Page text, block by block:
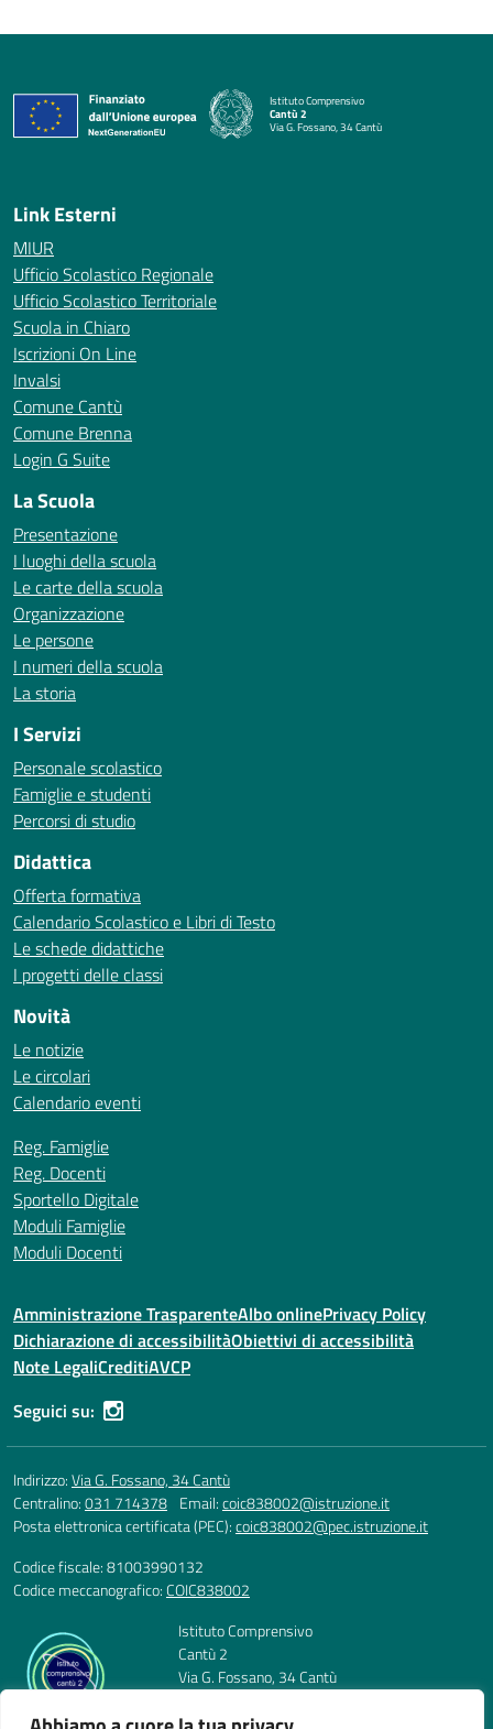
Istituto Comprensivo
Cantù 2
Via G. Fossano, 34 Cantù
— Visita la pagina iniziale della scuola
Link Esterni
MIUR
Ufficio Scolastico Regionale
Ufficio Scolastico Territoriale
Scuola in Chiaro
Iscrizioni On Line
Invalsi
Comune Cantù
Comune Brenna
Login G Suite
La Scuola
Presentazione
I luoghi della scuola
Le carte della scuola
Organizzazione
Le persone
I numeri della scuola
La storia
I Servizi
Personale scolastico
Famiglie e studenti
Percorsi di studio
Didattica
Offerta formativa
Calendario Scolastico e Libri di Testo
Le schede didattiche
I progetti delle classi
Novità
Le notizie
Le circolari
Calendario eventi
Reg. Famiglie
Reg. Docenti
Sportello Digitale
Moduli Famiglie
Moduli Docenti
Amministrazione TrasparenteAlbo onlinePrivacy Policy
Dichiarazione di accessibilitàObiettivi di accessibilità
Note LegaliCreditiAVCP
Seguici su:
Indirizzo:Via G. Fossano, 34 Cantù
Centralino:031 714378 Email:coic838002@istruzione.it
Posta elettronica certificata (PEC):coic838002@pec.istruzione.it
Codice fiscale: 81003990132
Codice meccanografico:COIC838002
Istituto Comprensivo
Cantù 2
Via G. Fossano, 34 Cantù
E-mail: coic838002@istruzione.it